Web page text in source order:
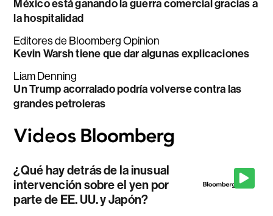
México está ganando la guerra comercial gracias a
la hospitalidad
Editores de Bloomberg Opinion
Kevin Warsh tiene que dar algunas explicaciones
Liam Denning
Un Trump acorralado podría volverse contra las
grandes petroleras
¿Qué hay detrás de la inusual
intervención sobre el yen por
parte de EE. UU. y Japón?